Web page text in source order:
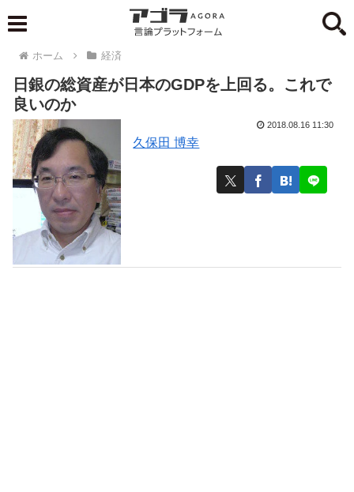
ホーム 経済
日銀の総資産が日本のGDPを上回る。これで
良いのか
久保田 博幸
2018.08.16 11:30